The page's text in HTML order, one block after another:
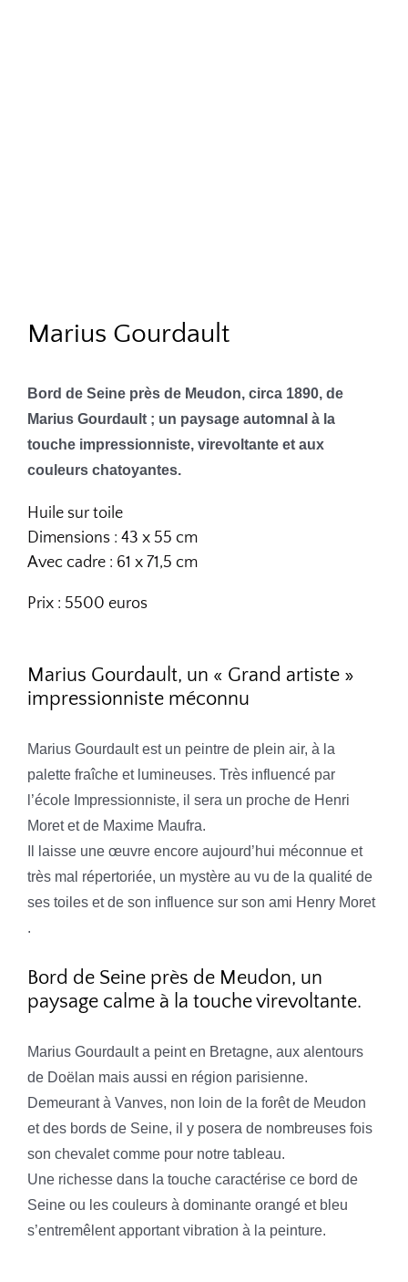
Marius Gourdault
Bord de Seine près de Meudon, circa 1890, de
Marius Gourdault ; un paysage automnal à la
touche impressionniste, virevoltante et aux
couleurs chatoyantes.
Huile sur toile
Dimensions : 43 x 55 cm
Avec cadre : 61 x 71,5 cm
Prix : 5500 euros
Marius Gourdault, un « Grand artiste »
impressionniste méconnu
Marius Gourdault est un peintre de plein air, à la
palette fraîche et lumineuses. Très influencé par
l’école Impressionniste, il sera un proche de Henri
Moret et de Maxime Maufra.
Il laisse une œuvre encore aujourd’hui méconnue et
très mal répertoriée, un mystère au vu de la qualité de
ses toiles et de son influence sur son ami Henry Moret
.
Bord de Seine près de Meudon, un
paysage calme à la touche virevoltante.
Marius Gourdault a peint en Bretagne, aux alentours
de Doëlan mais aussi en région parisienne.
Demeurant à Vanves, non loin de la forêt de Meudon
et des bords de Seine, il y posera de nombreuses fois
son chevalet comme pour notre tableau.
Une richesse dans la touche caractérise ce bord de
Seine ou les couleurs à dominante orangé et bleu
s’entremêlent apportant vibration à la peinture.